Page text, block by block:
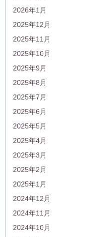
2026年1月
2025年12月
2025年11月
2025年10月
2025年9月
2025年8月
2025年7月
2025年6月
2025年5月
2025年4月
2025年3月
2025年2月
2025年1月
2024年12月
2024年11月
2024年10月